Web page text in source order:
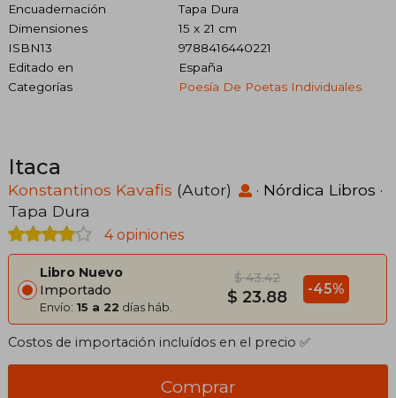
Encuadernación
Tapa Dura
Dimensiones
15 x 21 cm
ISBN13
9788416440221
Editado en
España
Categorías
Poesía De Poetas Individuales
Itaca
Konstantinos Kavafis (Autor) · Nórdica Libros ·
Tapa Dura
4 opiniones
Libro Nuevo
Importado
Envío: 15 a 22 días háb.
$ 43.42
$ 23.88 -45%
Costos de importación incluídos en el precio ✅
Comprar